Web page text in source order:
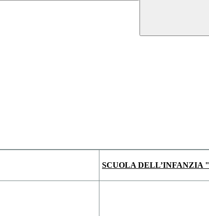
SCUOLA DELL’INFANZIA